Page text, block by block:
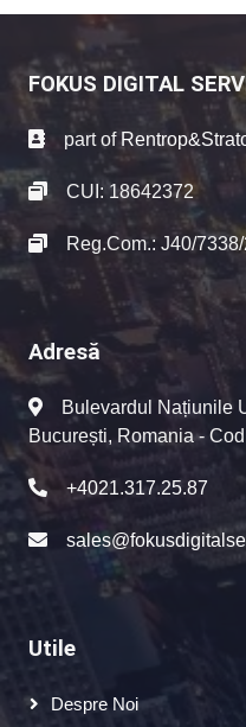
FOKUS DIGITAL
part of
CUI: 18642372
Reg.Com.: J40/
Adresă
Bulevardul Națiunile
București, Romania -
+4021.317.25.87
Utile
Despre Noi